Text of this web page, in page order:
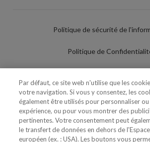
Politique de sécurité de
Politique de
Politique de Cookies
Paramètres des cookies
Utilisation Frauduleuse du Nom/
Par défaut, ce site web n'utilise que les
votre navigation. Si vous y consentez, les
également être utilisés pour personnaliser
expérience, ou pour vous montrer des
pertinentes. Votre consentement peut
le transfert de données en dehors de
européen (ex. : USA). Les boutons vous